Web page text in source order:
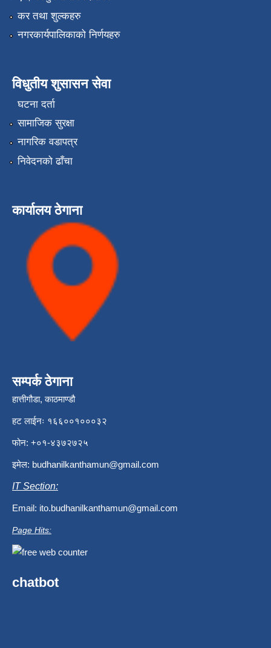
कर तथा शुल्कहरु
नगरकार्यपालिकाको निर्णयहरु
विधुतीय शुसासन सेवा
घटना दर्ता
सामाजिक सुरक्षा
नागरिक वडापत्र
निवेदनको ढाँचा
कार्यालय ठेगाना
सम्पर्क ठेगाना
हात्तीगौडा, काठमाण्डौ
हट लाईनः १६६००१०००३२
फोन: +०१-४३७२७२५
इमेल: budhanilkanthamun@gmail.com
IT Section:
Email: ito.budhanilkanthamun@gmail.com
Page Hits:
chatbot